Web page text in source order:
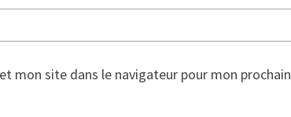
mon site dans le navigateur pour mon prochain